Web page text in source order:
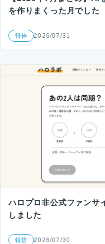
を作りまくった月でした
報告 2026/07/31
ハロプロ非公式ファンサ
しました
報告 2026/07/30